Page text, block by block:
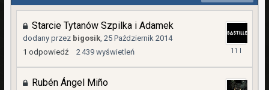
Starcie Tytanów Szpilka i Adamek
dodany przez bigosik, 25 Październik 2014
1 odpowiedź 2 439 wyświetleń
Rubén Ángel Miño